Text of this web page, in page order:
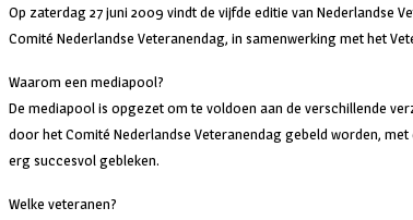
Op zaterdag 27 juni 2009 vindt de vijfde editie van Nederlandse
Comité Nederlandse Veteranendag, in samenwerking met het
Waarom een mediapool?
De mediapool is opgezet om te voldoen aan de verschillende
door het Comité Nederlandse Veteranendag gebeld worden,
erg succesvol gebleken.
Welke veteranen?